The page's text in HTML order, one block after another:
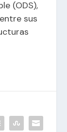
(ODS),
sus